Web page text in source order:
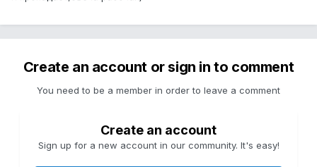
Create an account or sign in to comment
You need to be a member in order to leave a comment
Create an account
Sign up for a new account in our community. It's easy!